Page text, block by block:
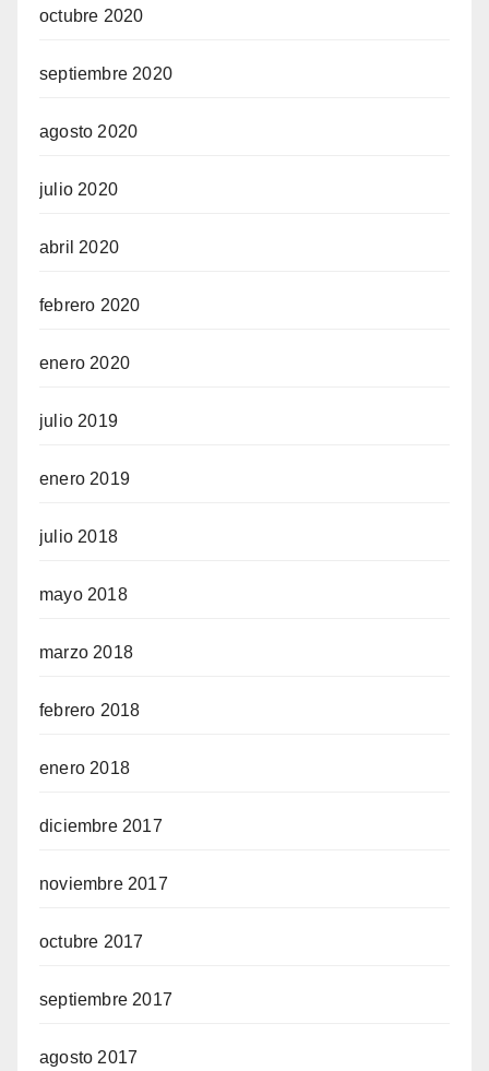
octubre 2020
septiembre 2020
agosto 2020
julio 2020
abril 2020
febrero 2020
enero 2020
julio 2019
enero 2019
julio 2018
mayo 2018
marzo 2018
febrero 2018
enero 2018
diciembre 2017
noviembre 2017
octubre 2017
septiembre 2017
agosto 2017